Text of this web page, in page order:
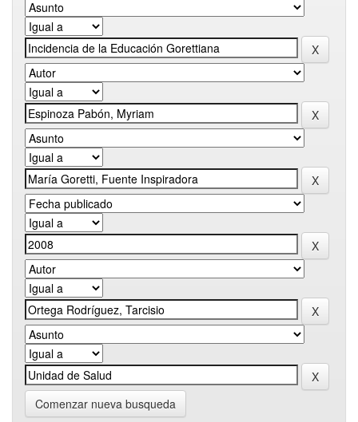
Comenzar nueva busqueda